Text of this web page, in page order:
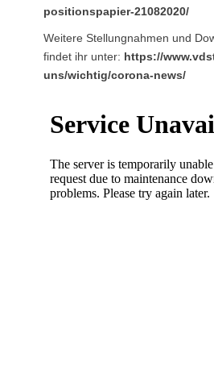
positionspapier-21082020/
Weitere Stellungnahmen und
findet ihr unter: https://
uns/wichtig/corona-news/